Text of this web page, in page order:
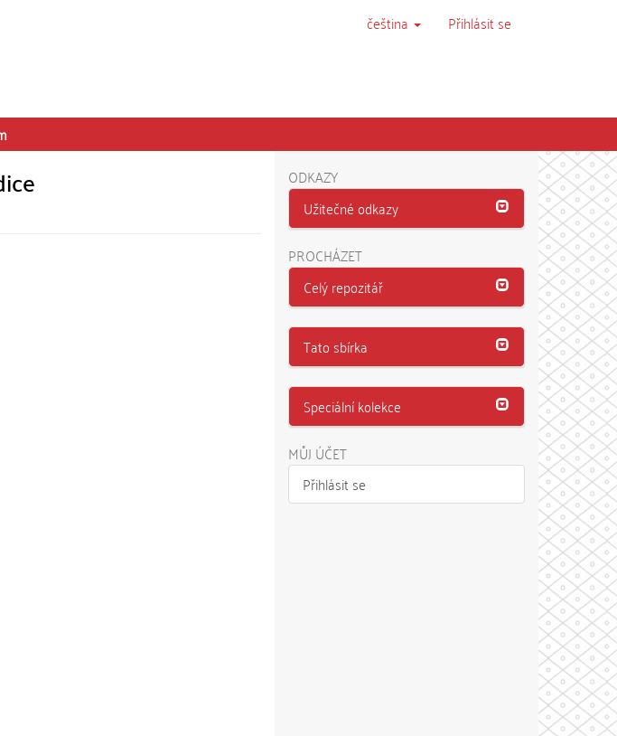
čeština Přihlásit se
ODKAZY
Užitečné odkazy
PROCHÁZET
Celý repozitář
Tato sbírka
Speciální kolekce
MŮJ ÚČET
Přihlásit se